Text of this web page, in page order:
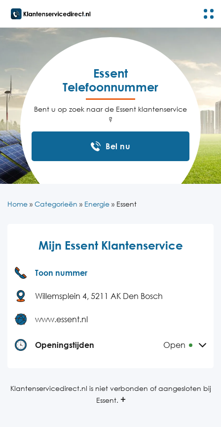
Essent
Telefoonnummer
Bent u op zoek naar de Essent klantenservice
?
Bel nu
Home » Categorieën » Energie » Essent
Mijn Essent Klantenservice
Toon nummer
Willemsplein 4, 5211 AK Den Bosch
www.essent.nl
Openingstijden Open
Dinsdag
08:00-18:00
Klantenservicedirect.nl is niet verbonden of aangesloten bij
Essent.